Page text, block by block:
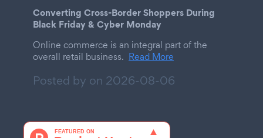
Converting Cross-Border Shoppers During
Black Friday & Cyber Monday
Online commerce is an integral part of the
overall retail business. Read More
Posted by on 2026-08-06